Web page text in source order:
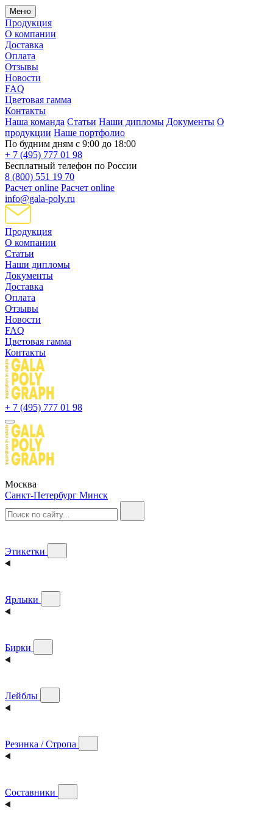
Меню
Продукция
О компании
Доставка
Оплата
Отзывы
Новости
FAQ
Цветовая гамма
Контакты
Наша команда Статьи Наши дипломы Документы О
продукции Наше портфолио
По будним дням с 9:00 до 18:00
+ 7 (495) 777 01 98
Бесплатный телефон по России
8 (800) 551 19 70
Расчет online Расчет online
info@gala-poly.ru
Продукция
О компании
Статьи
Наши дипломы
Документы
Доставка
Оплата
Отзывы
Новости
FAQ
Цветовая гамма
Контакты
+ 7 (495) 777 01 98
Москва
Санкт-Петербург Минск
Этикетки
Ярлыки
Бирки
Лейблы
Резинка / Стропа
Составники